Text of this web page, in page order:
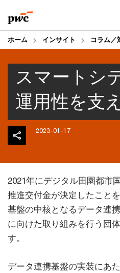
to
content
to
footer
ホーム インサイト コラム／
スマートシ
運用性を支
2023-01-17
2021年にデジタル田園都市
推進交付金が決定したこと
基盤の中核となるデータ連
に向けた取り組みを行う団
す。
データ連携基盤の実装にあ